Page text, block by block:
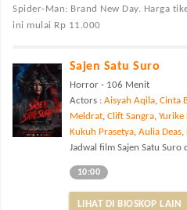
Spider-Man: Brand New Day. Harga
ini mulai Rp 11.000
Sajen Satu Suro
Horror - 106 Menit
Actors : Aisyah Aqila, Cinta
Meldrat, Clift Sangra, Yurike
Kukuh Prasetya, Aulia Deas,
Jadwal film Sajen Satu Suro
10:00
LIHAT DI BIOSKOP LAIN